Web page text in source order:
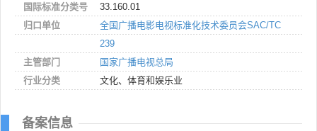
国际标准分类号
33.160.01
归口单位
全国广播电影电视标准化技术委员会SAC/TC
239
主管部门
国家广播电视总局
行业分类
文化、体育和娱乐业
备案信息